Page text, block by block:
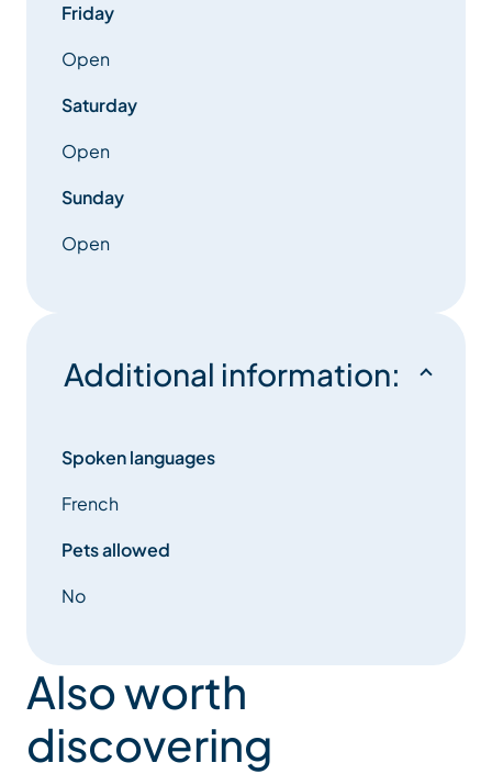
Friday
Open
Saturday
Open
Sunday
Open
Additional information:
Spoken languages
French
Pets allowed
No
Also worth
discovering